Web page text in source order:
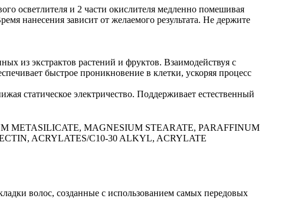
осветлителя и 2 части окислителя медленно помешивая
нанесения зависит от желаемого результата. Не держите
из экстрактов растений и фруктов. Взаимодействуя с
быстрое проникновение в клетки, ускоряя процесс
статическое электричество. Поддерживает естественный
METASILICATE, MAGNESIUM STEARATE, PARAFFINUM
ACRYLATES/C10-30 ALKYL, ACRYLATE
волос, созданные с использованием самых передовых